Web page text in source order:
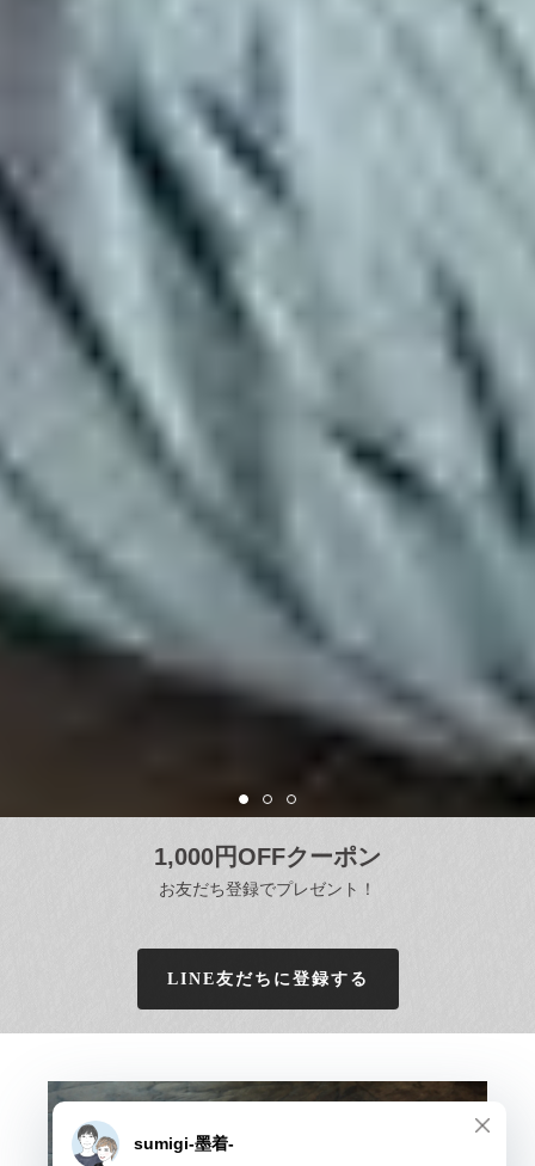
1,000円OFFクーポン
お友だち登録でプレゼント！
LINE友だちに登録する